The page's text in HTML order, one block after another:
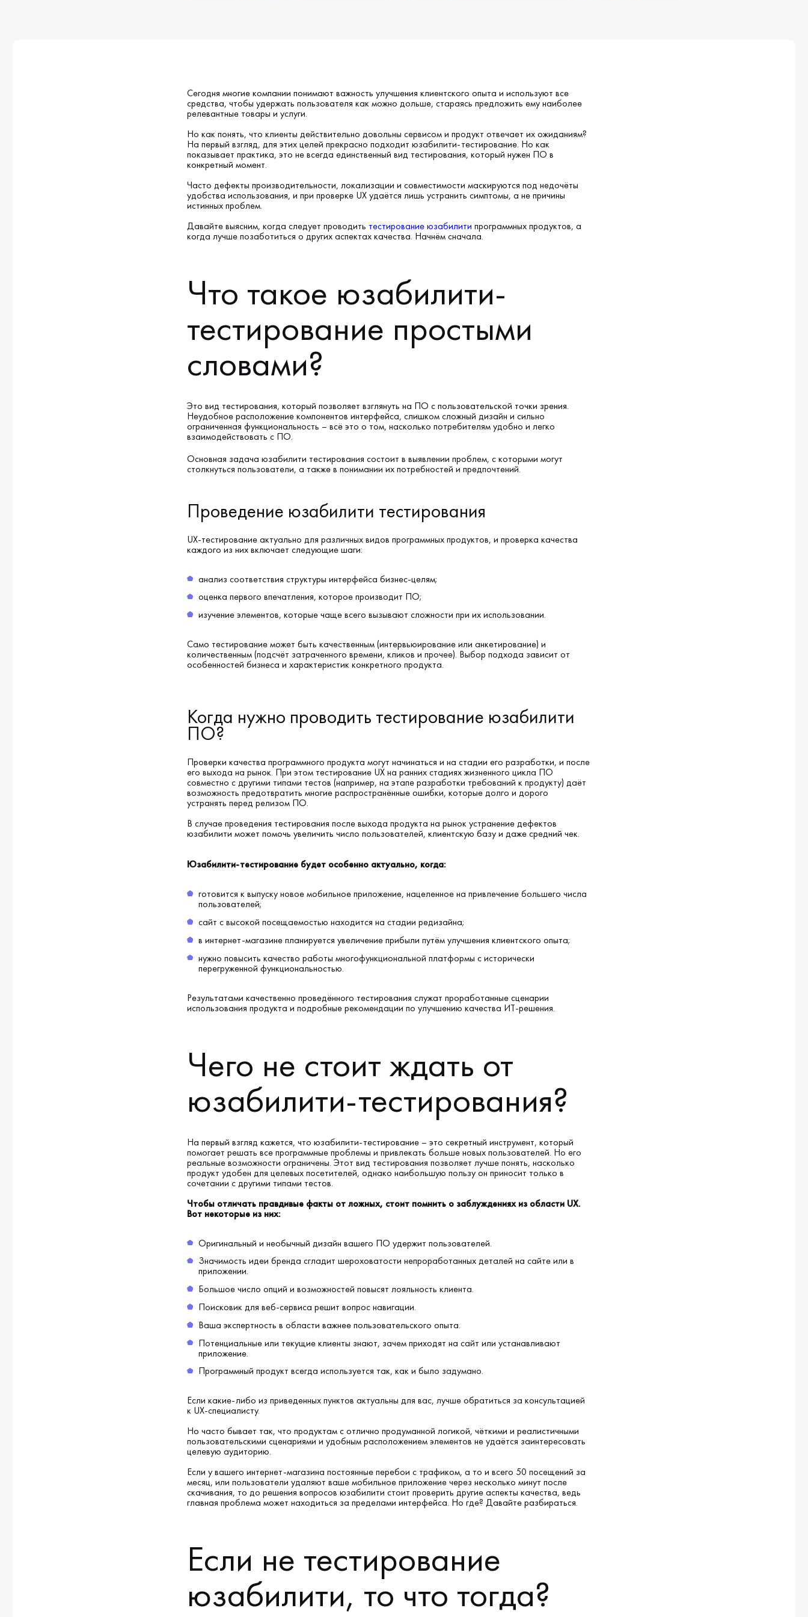
Сегодня многие компании понимают важность улучшения клиентского опыта и используют все
средства, чтобы удержать пользователя как можно дольше, стараясь предложить ему наиболее
релевантные товары и услуги.
Но как понять, что клиенты действительно довольны сервисом и продукт отвечает их ожиданиям?
На первый взгляд, для этих целей прекрасно подходит юзабилити-тестирование. Но как
показывает практика, это не всегда единственный вид тестирования, который нужен ПО в
конкретный момент.
Часто дефекты производительности, локализации и совместимости маскируются под недочёты
удобства использования, и при проверке UX удаётся лишь устранить симптомы, а не причины
истинных проблем.
Давайте выясним, когда следует проводить тестирование юзабилити программных продуктов, а
когда лучше позаботиться о других аспектах качества. Начнём сначала.
Что такое юзабилити-
тестирование простыми
словами?
Это вид тестирования, который позволяет взглянуть на ПО с пользовательской точки зрения.
Неудобное расположение компонентов интерфейса, слишком сложный дизайн и сильно
ограниченная функциональность – всё это о том, насколько потребителям удобно и легко
взаимодействовать с ПО.
Основная задача юзабилити тестирования состоит в выявлении проблем, с которыми могут
столкнуться пользователи, а также в понимании их потребностей и предпочтений.
Проведение юзабилити тестирования
UX-тестирование актуально для различных видов программных продуктов, и проверка качества
каждого из них включает следующие шаги:
анализ соответствия структуры интерфейса бизнес-целям;
оценка первого впечатления, которое производит ПО;
изучение элементов, которые чаще всего вызывают сложности при их использовании.
Само тестирование может быть качественным (интервьюирование или анкетирование) и
количественным (подсчёт затраченного времени, кликов и прочее). Выбор подхода зависит от
особенностей бизнеса и характеристик конкретного продукта.
Когда нужно проводить тестирование юзабилити
ПО?
Проверки качества программного продукта могут начинаться и на стадии его разработки, и после
его выхода на рынок. При этом тестирование UX на ранних стадиях жизненного цикла ПО
совместно с другими типами тестов (например, на этапе разработки требований к продукту) даёт
возможность предотвратить многие распространённые ошибки, которые долго и дорого
устранять перед релизом ПО.
В случае проведения тестирования после выхода продукта на рынок устранение дефектов
юзабилити может помочь увеличить число пользователей, клиентскую базу и даже средний чек.
Юзабилити-тестирование будет особенно актуально, когда:
готовится к выпуску новое мобильное приложение, нацеленное на привлечение большего числа
пользователей;
сайт с высокой посещаемостью находится на стадии редизайна;
в интернет-магазине планируется увеличение прибыли путём улучшения клиентского опыта;
нужно повысить качество работы многофункциональной платформы с исторически
перегруженной функциональностью.
Результатами качественно проведённого тестирования служат проработанные сценарии
использования продукта и подробные рекомендации по улучшению качества ИТ-решения.
Чего не стоит ждать от
юзабилити-тестирования?
На первый взгляд кажется, что юзабилити-тестирование – это секретный инструмент, который
помогает решать все программные проблемы и привлекать больше новых пользователей. Но его
реальные возможности ограничены. Этот вид тестирования позволяет лучше понять, насколько
продукт удобен для целевых посетителей, однако наибольшую пользу он приносит только в
сочетании с другими типами тестов.
Чтобы отличать правдивые факты от ложных, стоит помнить о заблуждениях из области UX.
Вот некоторые из них:
Оригинальный и необычный дизайн вашего ПО удержит пользователей.
Значимость идеи бренда сгладит шероховатости непроработанных деталей на сайте или в
приложении.
Большое число опций и возможностей повысят лояльность клиента.
Поисковик для веб-сервиса решит вопрос навигации.
Ваша экспертность в области важнее пользовательского опыта.
Потенциальные или текущие клиенты знают, зачем приходят на сайт или устанавливают
приложение.
Программный продукт всегда используется так, как и было задумано.
Если какие-либо из приведенных пунктов актуальны для вас, лучше обратиться за консультацией
к UX-специалисту.
Но часто бывает так, что продуктам с отлично продуманной логикой, чёткими и реалистичными
пользовательскими сценариями и удобным расположением элементов не удаётся заинтересовать
целевую аудиторию.
Если у вашего интернет-магазина постоянные перебои с трафиком, а то и всего 50 посещений за
месяц, или пользователи удаляют ваше мобильное приложение через несколько минут после
скачивания, то до решения вопросов юзабилити стоит проверить другие аспекты качества, ведь
главная проблема может находиться за пределами интерфейса. Но где? Давайте разбираться.
Если не тестирование
юзабилити, то что тогда?